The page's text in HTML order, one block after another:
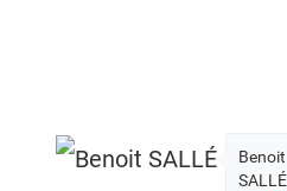
Benoit
SALLÉ